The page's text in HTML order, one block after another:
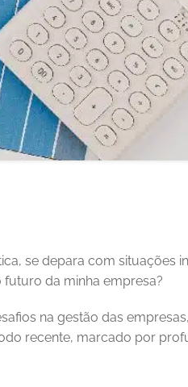
se depara com situações
futuro da minha empresa?
na gestão das
recente, marcado por